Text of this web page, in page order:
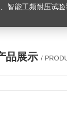
、工频耐压试验仪、工频耐压试验台、高压耐压试
品展示 /